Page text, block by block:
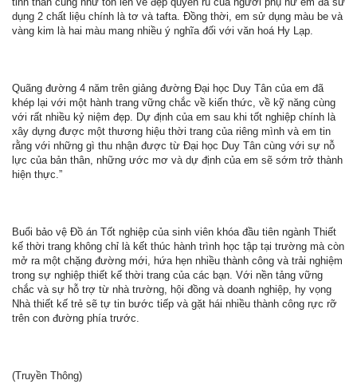
dụng 2 chất liệu chính là tơ và tafta. Đồng thời, em sử dụng màu be và
vàng kim là hai màu mang nhiều ý nghĩa đối với văn hoá Hy Lạp.
Quãng đường 4 năm trên giảng đường Đại học Duy Tân của em đã
khép lại với một hành trang vững chắc về kiến thức, về kỹ năng cùng
với rất nhiều kỷ niệm đẹp. Dự định của em sau khi tốt nghiệp chính là
xây dựng được một thương hiệu thời trang của riêng mình và em tin
rằng với những gì thu nhận được từ Đại học Duy Tân cùng với sự nỗ
lực của bản thân, những ước mơ và dự định của em sẽ sớm trở thành
hiện thực.”
Buổi bảo vệ Đồ án Tốt nghiệp của sinh viên khóa đầu tiên ngành Thiết
kế thời trang không chỉ là kết thúc hành trình học tập tại trường mà còn
mở ra một chặng đường mới, hứa hẹn nhiều thành công và trải nghiệm
trong sự nghiệp thiết kế thời trang của các bạn. Với nền tảng vững
chắc và sự hỗ trợ từ nhà trường, hội đồng và doanh nghiệp, hy vọng
Nhà thiết kế trẻ sẽ tự tin bước tiếp và gặt hái nhiều thành công rực rỡ
trên con đường phía trước.
(Truyền Thông)